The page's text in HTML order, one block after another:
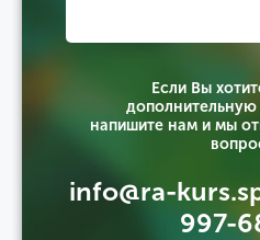
Если Вы
напишите нам и мы
info@ra-
997-